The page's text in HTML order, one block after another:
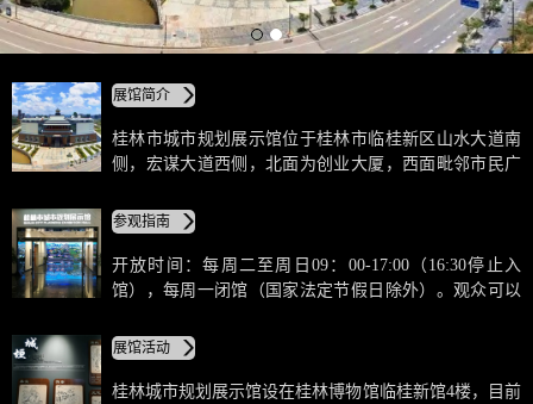
展馆简介
桂林市城市规划展示馆位于桂林市临桂新区山水大道南
侧，宏谋大道西侧，北面为创业大厦，西面毗邻市民广
水系，用地规模约4.34公顷，建设规模约26000平方米。
参观指南
开放时间：每周二至周日09：00-17:00（16:30停止入
馆），每周一闭馆（国家法定节假日除外）。观众可以
或是通过人工取票的方式获得免费参观劵，然后凭票入
馆。观众入馆前，请仔细阅读《桂林博物馆参观须
知》。
展馆活动
桂林城市规划展示馆设在桂林博物馆临桂新馆4楼，目前